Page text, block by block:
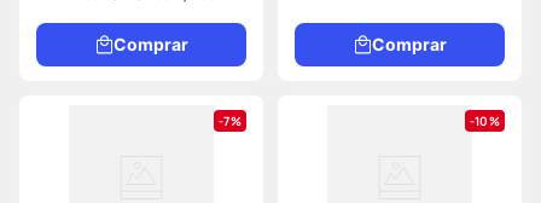
Comprar Comprar
7% 10%